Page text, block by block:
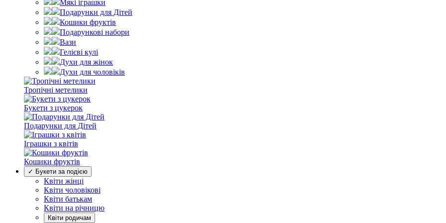
Мякі іграшки
Подарунки для Дітей
Кошики фруктів
Подарункові набори
Вази
Гелієві кулі
Духи для жінок
Духи для чоловіків
Тропічні метелики
Букети з цукерок
Подарунки для Дітей
Іграшки з квітів
Кошики фруктів
✓ Букети за подією
Квіти жінці
Квіти чоловікові
Квіти батькам
Квіти на річницю
Квіти родичам